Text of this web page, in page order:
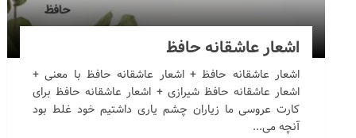
اشعار عاشقانه حافظ
اشعار عاشقانه حافظ + اشعار عاشقانه حافظ با معنی +
اشعار عاشقانه حافظ شیرازی + اشعار عاشقانه حافظ برای
کارت عروسی ما زیاران چشم یاری داشتیم خود غلط بود
آنچه می...